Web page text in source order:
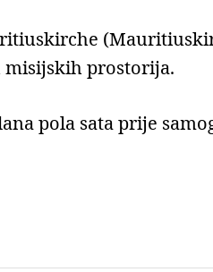
prostorija.
pola sata prije